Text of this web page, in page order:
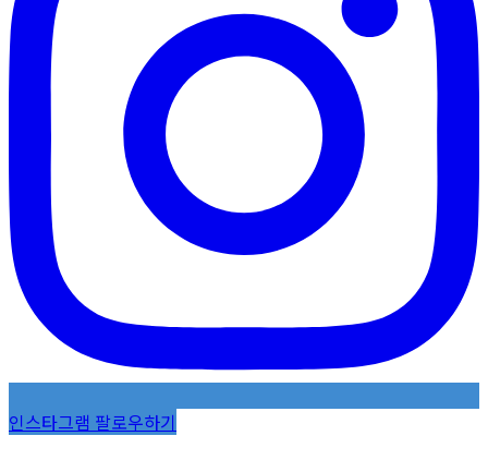
인스타그램 팔로우하기